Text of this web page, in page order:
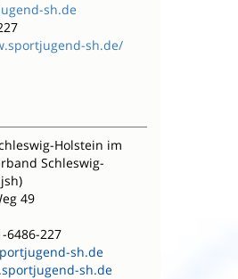
sh.de
sh.de/
Holstein im
Schleswig-
49
6486-227
sh.de
sh.de